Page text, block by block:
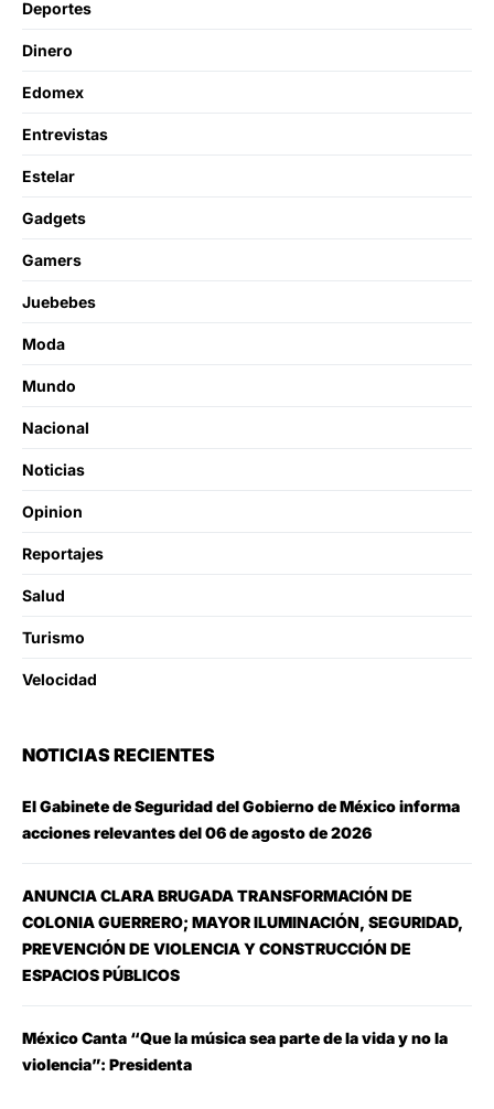
Deportes
Dinero
Edomex
Entrevistas
Estelar
Gadgets
Gamers
Juebebes
Moda
Mundo
Nacional
Noticias
Opinion
Reportajes
Salud
Turismo
Velocidad
NOTICIAS RECIENTES
El Gabinete de Seguridad del Gobierno de México informa
acciones relevantes del 06 de agosto de 2026
ANUNCIA CLARA BRUGADA TRANSFORMACIÓN DE
COLONIA GUERRERO; MAYOR ILUMINACIÓN, SEGURIDAD,
PREVENCIÓN DE VIOLENCIA Y CONSTRUCCIÓN DE
ESPACIOS PÚBLICOS
México Canta “Que la música sea parte de la vida y no la
violencia”: Presidenta